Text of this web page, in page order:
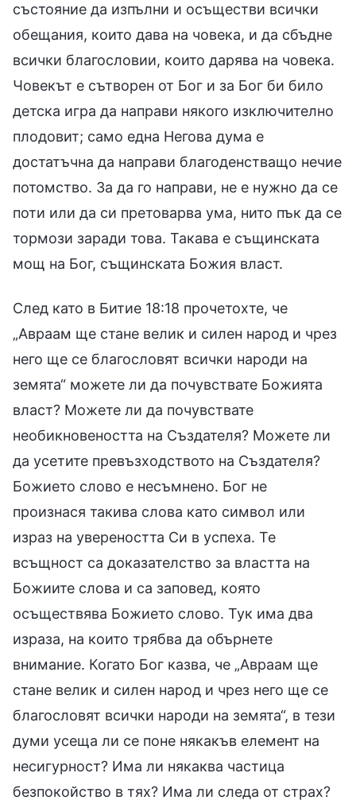
състояние да изпълни и осъществи всички
обещания, които дава на човека, и да сбъдне
всички благословии, които дарява на човека.
Човекът е сътворен от Бог и за Бог би било
детска игра да направи някого изключително
плодовит; само една Негова дума е
достатъчна да направи благоденстващо нечие
потомство. За да го направи, не е нужно да се
поти или да си претоварва ума, нито пък да се
тормози заради това. Такава е същинската
мощ на Бог, същинската Божия власт.
След като в Битие 18:18 прочетохте, че
„Авраам ще стане велик и силен народ и чрез
него ще се благословят всички народи на
земята“ можете ли да почувствате Божията
власт? Можете ли да почувствате
необикновеността на Създателя? Можете ли
да усетите превъзходството на Създателя?
Божието слово е несъмнено. Бог не
произнася такива слова като символ или
израз на увереността Си в успеха. Те
всъщност са доказателство за властта на
Божиите слова и са заповед, която
осъществява Божието слово. Тук има два
израза, на които трябва да обърнете
внимание. Когато Бог казва, че „Авраам ще
стане велик и силен народ и чрез него ще се
благословят всички народи на земята“, в тези
думи усеща ли се поне някакъв елемент на
несигурност? Има ли някаква частица
безпокойство в тях? Има ли следа от страх?